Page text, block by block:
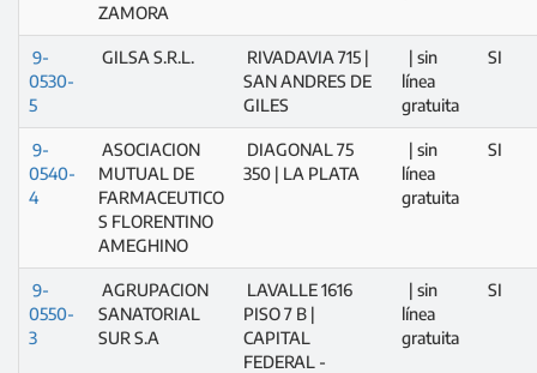
ZAMORA
9-
0530-
5
GILSA S.R.L.
RIVADAVIA 715 |
SAN ANDRES DE
GILES
| sin
línea
gratuita
SI
9-
0540-
4
ASOCIACION
MUTUAL DE
FARMACEUTICO
S FLORENTINO
AMEGHINO
DIAGONAL 75
350 | LA PLATA
| sin
línea
gratuita
SI
9-
0550-
3
AGRUPACION
SANATORIAL
SUR S.A
LAVALLE 1616
PISO 7 B |
CAPITAL
FEDERAL -
| sin
línea
gratuita
SI